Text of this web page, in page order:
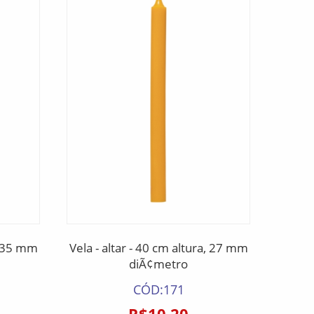
mm
Vela - altar - 40 cm altura, 27 mm
diÃ¢metro
CÓD:171